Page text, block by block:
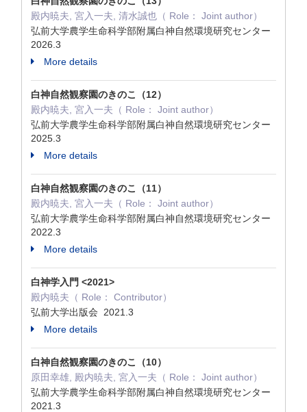
殿内暁夫, 宮入一夫, 清水誠也（ Role： Joint author）
弘前大学農学生命科学部附属白神自然環境研究センター
2026.3
More details
白神自然観察園のきのこ（12）
殿内暁夫, 宮入一夫（ Role： Joint author）
弘前大学農学生命科学部附属白神自然環境研究センター
2025.3
More details
白神自然観察園のきのこ（11）
殿内暁夫, 宮入一夫（ Role： Joint author）
弘前大学農学生命科学部附属白神自然環境研究センター
2022.3
More details
白神学入門 <2021>
殿内暁夫（ Role： Contributor）
弘前大学出版会 2021.3
More details
白神自然観察園のきのこ（10）
原田幸雄, 殿内暁夫, 宮入一夫（ Role： Joint author）
弘前大学農学生命科学部附属白神自然環境研究センター
2021.3